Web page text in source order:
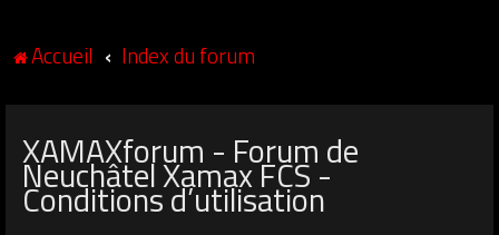
Accueil Index du forum
XAMAXforum - Forum de
Neuchâtel Xamax FCS -
Conditions d’utilisation